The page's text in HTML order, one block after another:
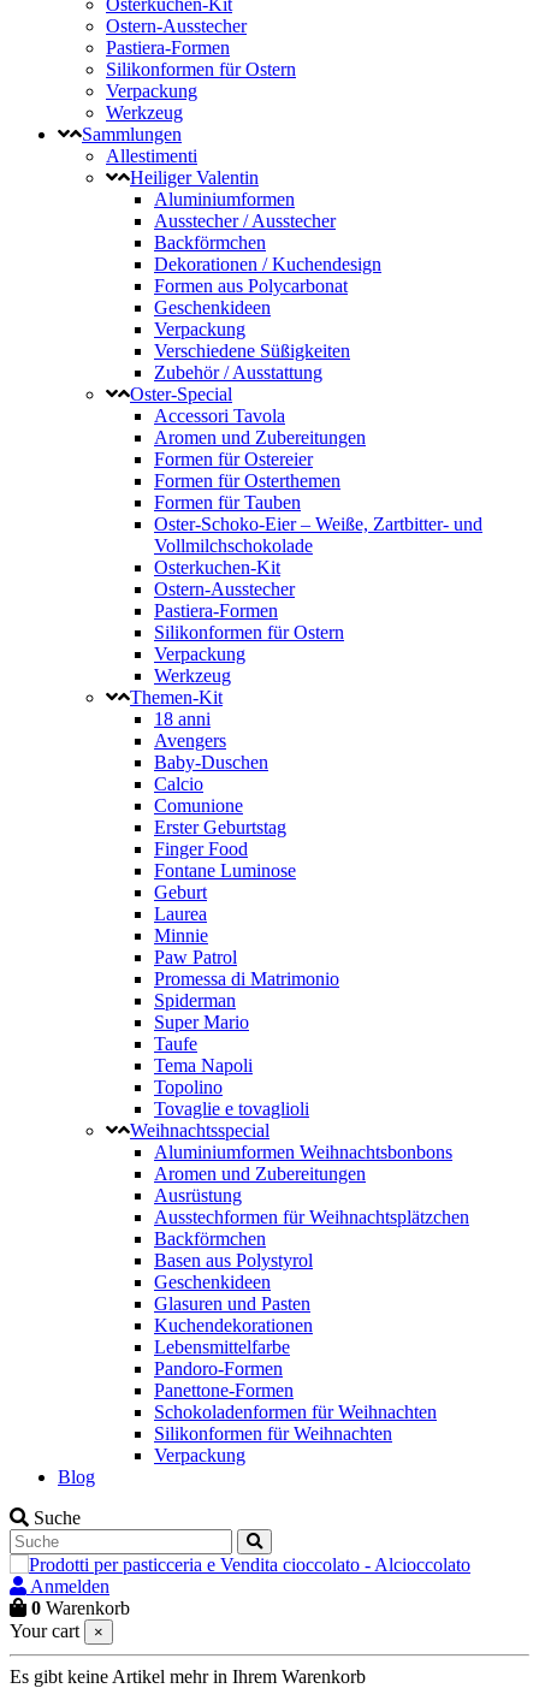
Osterkuchen-Kit
Ostern-Ausstecher
Pastiera-Formen
Silikonformen für Ostern
Verpackung
Werkzeug
Sammlungen
Allestimenti
Heiliger Valentin
Aluminiumformen
Ausstecher / Ausstecher
Backförmchen
Dekorationen / Kuchendesign
Formen aus Polycarbonat
Geschenkideen
Verpackung
Verschiedene Süßigkeiten
Zubehör / Ausstattung
Oster-Special
Accessori Tavola
Aromen und Zubereitungen
Formen für Ostereier
Formen für Osterthemen
Formen für Tauben
Oster-Schoko-Eier – Weiße, Zartbitter- und
Vollmilchschokolade
Osterkuchen-Kit
Ostern-Ausstecher
Pastiera-Formen
Silikonformen für Ostern
Verpackung
Werkzeug
Themen-Kit
18 anni
Avengers
Baby-Duschen
Calcio
Comunione
Erster Geburtstag
Finger Food
Fontane Luminose
Geburt
Laurea
Minnie
Paw Patrol
Promessa di Matrimonio
Spiderman
Super Mario
Taufe
Tema Napoli
Topolino
Tovaglie e tovaglioli
Weihnachtsspecial
Aluminiumformen Weihnachtsbonbons
Aromen und Zubereitungen
Ausrüstung
Ausstechformen für Weihnachtsplätzchen
Backförmchen
Basen aus Polystyrol
Geschenkideen
Glasuren und Pasten
Kuchendekorationen
Lebensmittelfarbe
Pandoro-Formen
Panettone-Formen
Schokoladenformen für Weihnachten
Silikonformen für Weihnachten
Verpackung
Blog
Suche
Anmelden
0 Warenkorb
Your cart
×
Es gibt keine Artikel mehr in Ihrem Warenkorb